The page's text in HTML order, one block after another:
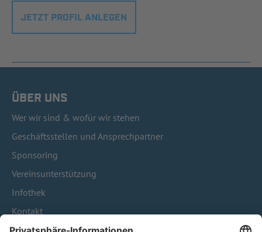
JETZT PROFIL ANLEGEN
ÜBER UNS
Wer wir sind & wofür wir stehen
Geschäftsstellen und Ansprechpartner
Sponsoring
Vereinsunterstützung
Infothek
Kontakt